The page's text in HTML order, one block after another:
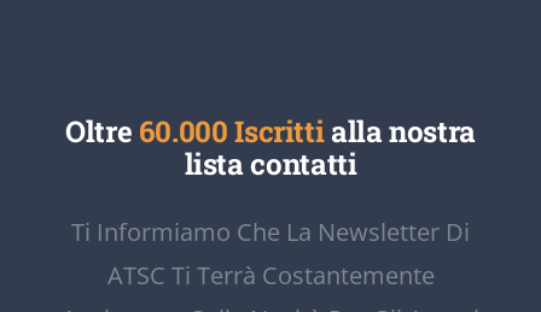
Oltre 60.000 Iscrittialla nostra
lista contatti
Ti Informiamo Che La Newsletter Di
ATSC Ti Terrà Costantemente